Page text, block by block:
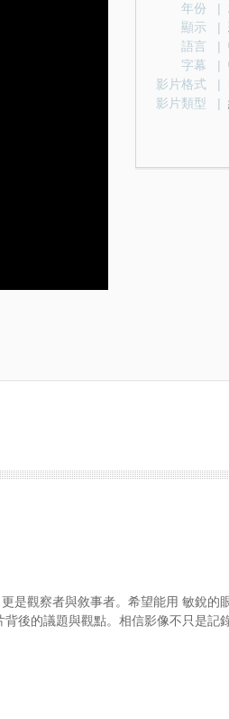
年份
|
顯示
|
語言
|
字幕
|
影片格式
|
影片類型
|
是觀察者與敘事者。希望能用 敏銳的
後的議題與觀點。相信影像不只是記